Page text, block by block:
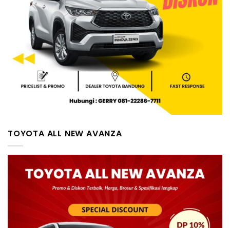
TOYOTA ALL NEW AVANZA